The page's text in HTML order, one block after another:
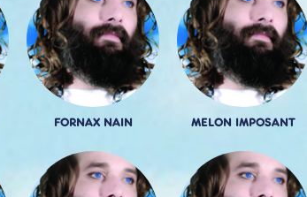
FORNAX NAIN MELON IMPOSANT